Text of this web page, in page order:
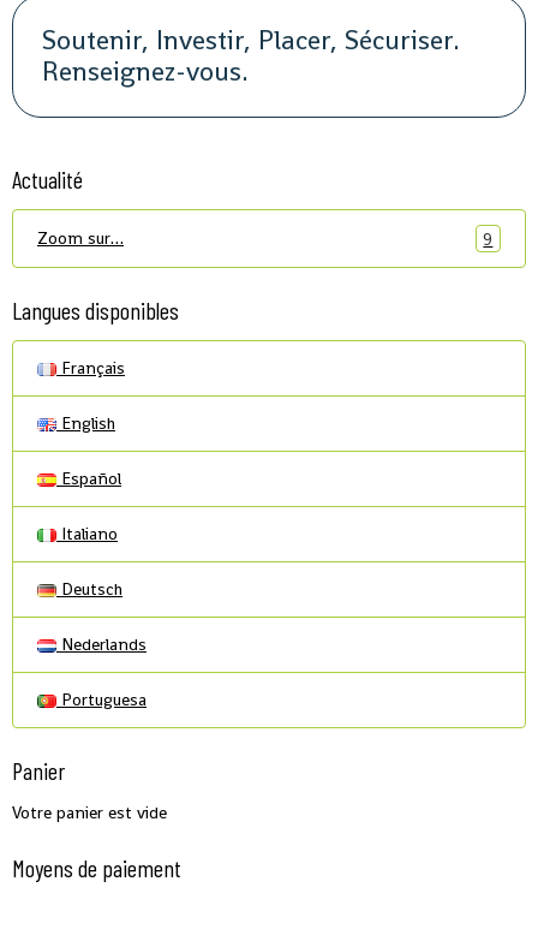
Soutenir, Investir, Placer, Sécuriser.
Renseignez-vous.
Actualité
Zoom sur… 9
Langues disponibles
Français
English
Español
Italiano
Deutsch
Nederlands
Portuguesa
Panier
Votre panier est vide
Moyens de paiement